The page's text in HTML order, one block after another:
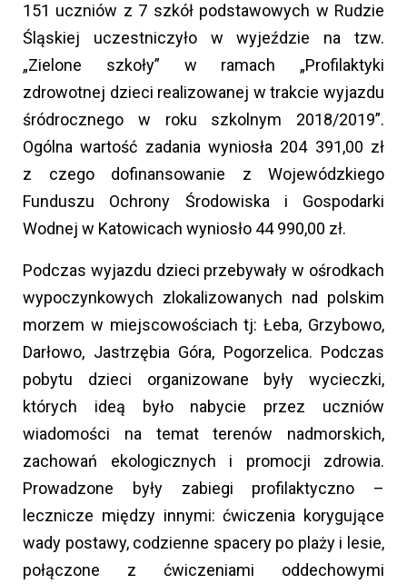
151 uczniów z 7 szkół podstawowych w Rudzie
Śląskiej uczestniczyło w wyjeździe na tzw.
„Zielone szkoły” w ramach „Profilaktyki
zdrowotnej dzieci realizowanej w trakcie wyjazdu
śródrocznego w roku szkolnym 2018/2019”.
Ogólna wartość zadania wyniosła 204 391,00 zł
z czego dofinansowanie z Wojewódzkiego
Funduszu Ochrony Środowiska i Gospodarki
Wodnej w Katowicach wyniosło 44 990,00 zł.
Podczas wyjazdu dzieci przebywały w ośrodkach
wypoczynkowych zlokalizowanych nad polskim
morzem w miejscowościach tj: Łeba, Grzybowo,
Darłowo, Jastrzębia Góra, Pogorzelica. Podczas
pobytu dzieci organizowane były wycieczki,
których ideą było nabycie przez uczniów
wiadomości na temat terenów nadmorskich,
zachowań ekologicznych i promocji zdrowia.
Prowadzone były zabiegi profilaktyczno –
lecznicze między innymi: ćwiczenia korygujące
wady postawy, codzienne spacery po plaży i lesie,
połączone z ćwiczeniami oddechowymi